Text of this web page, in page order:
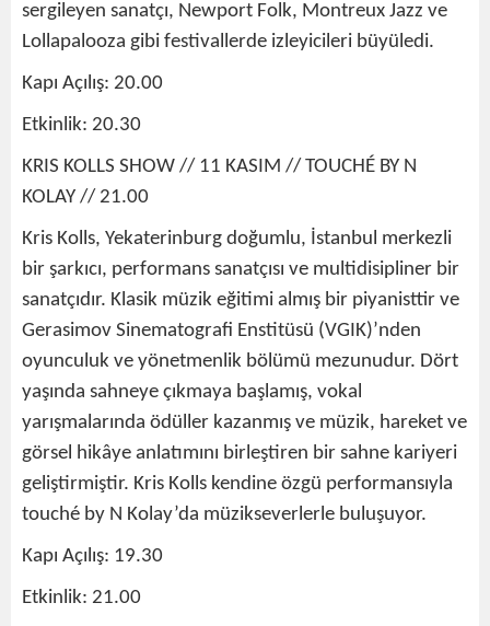
sergileyen sanatçı, Newport Folk, Montreux Jazz ve
Lollapalooza gibi festivallerde izleyicileri büyüledi.
Kapı Açılış: 20.00
Etkinlik: 20.30
KRIS KOLLS SHOW // 11 KASIM // TOUCHÉ BY N
KOLAY // 21.00
Kris Kolls, Yekaterinburg doğumlu, İstanbul merkezli
bir şarkıcı, performans sanatçısı ve multidisipliner bir
sanatçıdır. Klasik müzik eğitimi almış bir piyanisttir ve
Gerasimov Sinematografi Enstitüsü (VGIK)’nden
oyunculuk ve yönetmenlik bölümü mezunudur. Dört
yaşında sahneye çıkmaya başlamış, vokal
yarışmalarında ödüller kazanmış ve müzik, hareket ve
görsel hikâye anlatımını birleştiren bir sahne kariyeri
geliştirmiştir. Kris Kolls kendine özgü performansıyla
touché by N Kolay’da müzikseverlerle buluşuyor.
Kapı Açılış: 19.30
Etkinlik: 21.00